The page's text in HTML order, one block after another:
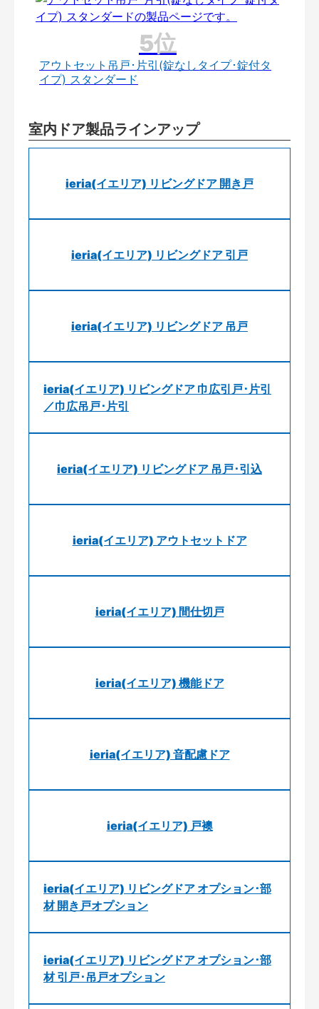
アウトセット吊戸･片引(錠なしタイプ･錠付タ
イプ) スタンダード
室内ドア製品ラインアップ
ieria(イエリア) リビングドア 開き戸
ieria(イエリア) リビングドア 引戸
ieria(イエリア) リビングドア 吊戸
ieria(イエリア) リビングドア 巾広引戸･片引
／巾広吊戸･片引
ieria(イエリア) リビングドア 吊戸･引込
ieria(イエリア) アウトセットドア
ieria(イエリア) 間仕切戸
ieria(イエリア) 機能ドア
ieria(イエリア) 音配慮ドア
ieria(イエリア) 戸襖
ieria(イエリア) リビングドア オプション･部
材 開き戸オプション
ieria(イエリア) リビングドア オプション･部
材 引戸･吊戸オプション